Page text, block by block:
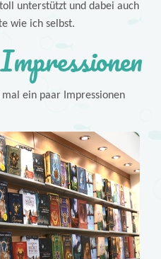
unterstützt und dabei auch
wie ich selbst.
Impressionen
ein paar Impressionen